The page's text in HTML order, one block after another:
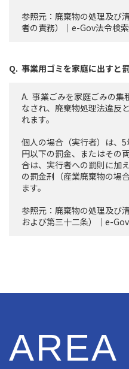
参照元： 廃棄物の処理及び
者の責務）｜e-Gov法令検索
事業用ゴミを家庭に出すと
事業ごみを家庭ごみの集
なされ、廃棄物処理法違反
れます。
個人の場合（実行者）は、
円以下の罰金、またはその
合は、実行者への罰則に加
の罰金刑（産業廃棄物の場
ます。
参照元： 廃棄物の処理及び
および第三十二条）｜e-
AREA